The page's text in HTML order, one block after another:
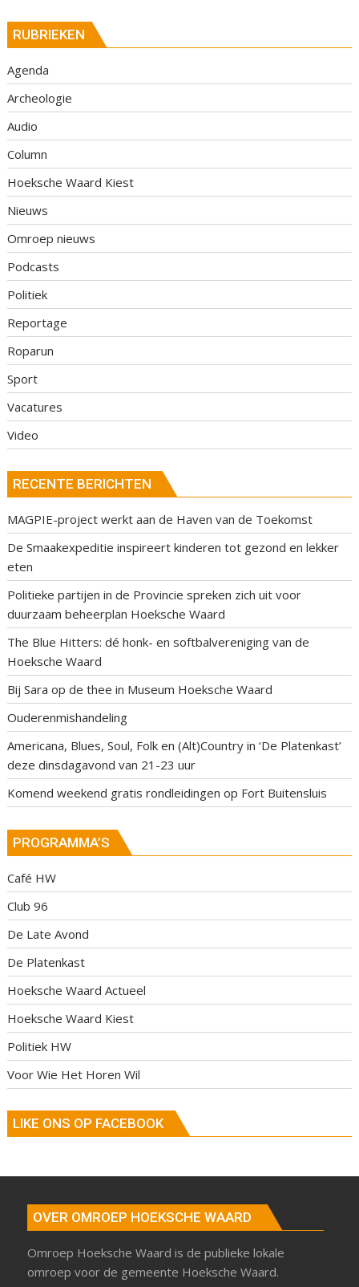
RUBRIEKEN
Agenda
Archeologie
Audio
Column
Hoeksche Waard Kiest
Nieuws
Omroep nieuws
Podcasts
Politiek
Reportage
Roparun
Sport
Vacatures
Video
RECENTE BERICHTEN
MAGPIE-project werkt aan de Haven van de Toekomst
De Smaakexpeditie inspireert kinderen tot gezond en lekker
eten
Politieke partijen in de Provincie spreken zich uit voor
duurzaam beheerplan Hoeksche Waard
The Blue Hitters: dé honk- en softbalvereniging van de
Hoeksche Waard
Bij Sara op de thee in Museum Hoeksche Waard
Ouderenmishandeling
Americana, Blues, Soul, Folk en (Alt)Country in ‘De Platenkast’
deze dinsdagavond van 21-23 uur
Komend weekend gratis rondleidingen op Fort Buitensluis
PROGRAMMA’S
Café HW
Club 96
De Late Avond
De Platenkast
Hoeksche Waard Actueel
Hoeksche Waard Kiest
Politiek HW
Voor Wie Het Horen Wil
LIKE ONS OP FACEBOOK
OVER OMROEP HOEKSCHE WAARD
Omroep Hoeksche Waard is de publieke lokale
omroep voor de gemeente Hoeksche Waard.